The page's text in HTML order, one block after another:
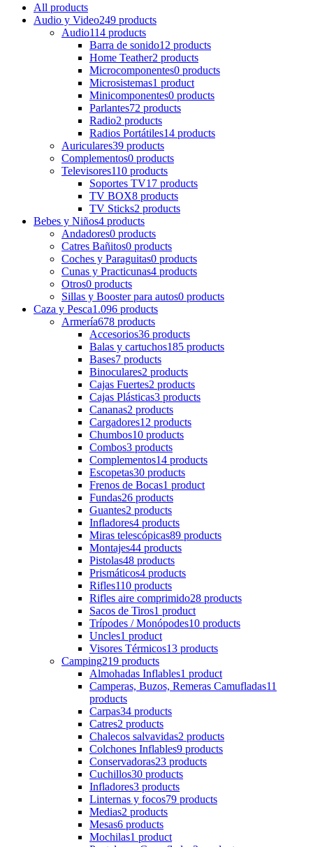
All products
Audio y Video249 products
Audio114 products
Barra de sonido12 products
Home Teather2 products
Microcomponentes0 products
Microsistemas1 product
Minicomponentes0 products
Parlantes72 products
Radio2 products
Radios Portátiles14 products
Auriculares39 products
Complementos0 products
Televisores110 products
Soportes TV17 products
TV BOX8 products
TV Sticks2 products
Bebes y Niños4 products
Andadores0 products
Catres Bañitos0 products
Coches y Paraguitas0 products
Cunas y Practicunas4 products
Otros0 products
Sillas y Booster para autos0 products
Caza y Pesca1.096 products
Armería678 products
Accesorios36 products
Balas y cartuchos185 products
Bases7 products
Binoculares2 products
Cajas Fuertes2 products
Cajas Plásticas3 products
Cananas2 products
Cargadores12 products
Chumbos10 products
Combos3 products
Complementos14 products
Escopetas30 products
Frenos de Bocas1 product
Fundas26 products
Guantes2 products
Infladores4 products
Miras telescópicas89 products
Montajes44 products
Pistolas48 products
Prismáticos4 products
Rifles110 products
Rifles aire comprimido28 products
Sacos de Tiros1 product
Trípodes / Monópodes10 products
Uncles1 product
Visores Térmicos13 products
Camping219 products
Almohadas Inflables1 product
Camperas, Buzos, Remeras Camufladas11
products
Carpas34 products
Catres2 products
Chalecos salvavidas2 products
Colchones Inflables9 products
Conservadoras23 products
Cuchillos30 products
Infladores3 products
Linternas y focos79 products
Medias2 products
Mesas6 products
Mochilas1 product